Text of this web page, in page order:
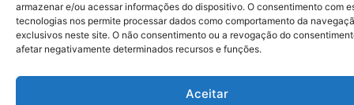
armazenar e/ou acessar informações do dispositivo. O consentimento com
tecnologias nos permite processar dados como comportamento da
exclusivos neste site. O não consentimento ou a revogação do
afetar negativamente determinados recursos e funções.
Aceitar